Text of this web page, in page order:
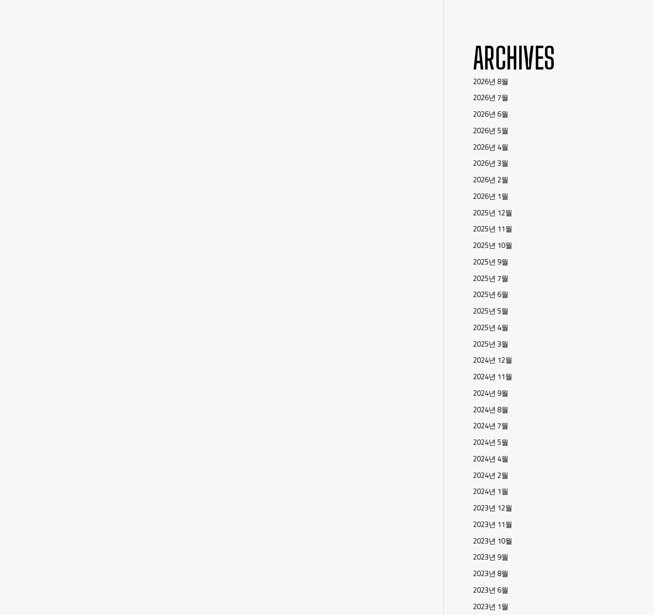
ARCHIVES
2026년 8월
2026년 7월
2026년 6월
2026년 5월
2026년 4월
2026년 3월
2026년 2월
2026년 1월
2025년 12월
2025년 11월
2025년 10월
2025년 9월
2025년 7월
2025년 6월
2025년 5월
2025년 4월
2025년 3월
2024년 12월
2024년 11월
2024년 9월
2024년 8월
2024년 7월
2024년 5월
2024년 4월
2024년 2월
2024년 1월
2023년 12월
2023년 11월
2023년 10월
2023년 9월
2023년 8월
2023년 6월
2023년 1월